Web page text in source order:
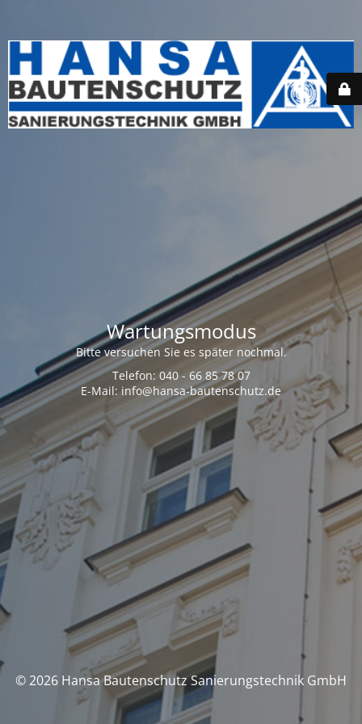
Wartungsmodus
Bitte versuchen Sie es später nochmal.
Telefon: 040 - 66 85 78 07
E-Mail: info@hansa-bautenschutz.de
© 2026 Hansa Bautenschutz Sanierungstechnik GmbH